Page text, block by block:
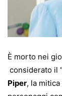
È morto nei
considerato il
Piper, la